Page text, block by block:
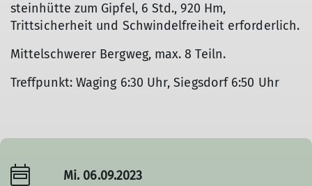
steinhütte zum Gipfel, 6 Std., 920 Hm,
Trittsicherheit und Schwindelfreiheit erforderlich.
Mittelschwerer Bergweg, max. 8 Teiln.
Treffpunkt: Waging 6:30 Uhr, Siegsdorf 6:50 Uhr
Mi. 06.09.2023